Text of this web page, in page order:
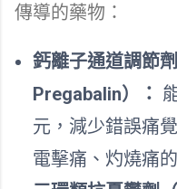
傳導的藥物：
鈣離子通道調節
Pregabalin）：
元，減少錯誤痛
電擊痛、灼燒痛